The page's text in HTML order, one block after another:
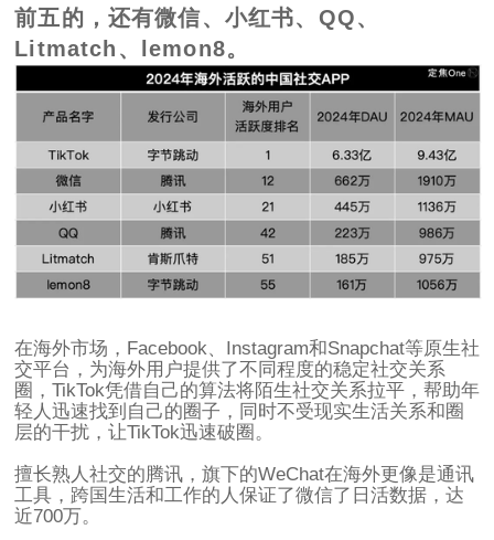
前五的，还有微信、小红书、QQ、
Litmatch、lemon8。
在海外市场，Facebook、Instagram和Snapchat等原生社
交平台，为海外用户提供了不同程度的稳定社交关系
圈，TikTok凭借自己的算法将陌生社交关系拉平，帮助年
轻人迅速找到自己的圈子，同时不受现实生活关系和圈
层的干扰，让TikTok迅速破圈。
擅长熟人社交的腾讯，旗下的WeChat在海外更像是通讯
工具，跨国生活和工作的人保证了微信了日活数据，达
近700万。